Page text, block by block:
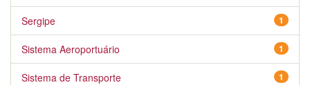
1
Sergipe
1
Sistema Aeroportuário
1
Sistema de Transporte